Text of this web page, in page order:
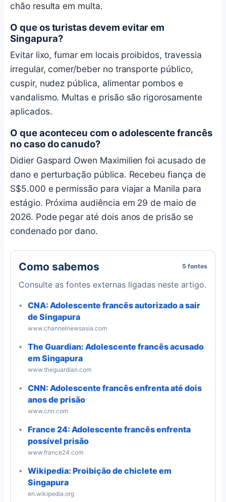
chão resulta em multa.
O que os turistas devem evitar em
Singapura?
Evitar lixo, fumar em locais proibidos, travessia
irregular, comer/beber no transporte público,
cuspir, nudez pública, alimentar pombos e
vandalismo. Multas e prisão são rigorosamente
aplicados.
O que aconteceu com o adolescente francês
no caso do canudo?
Didier Gaspard Owen Maximilien foi acusado de
dano e perturbação pública. Recebeu fiança de
S$5.000 e permissão para viajar a Manila para
estágio. Próxima audiência em 29 de maio de
2026. Pode pegar até dois anos de prisão se
condenado por dano.
Como sabemos 5 fontes
Consulte as fontes externas ligadas neste artigo.
CNA: Adolescente francês autorizado a sair
de Singapura
www.channelnewsasia.com
The Guardian: Adolescente francês acusado
em Singapura
www.theguardian.com
CNN: Adolescente francês enfrenta até dois
anos de prisão
www.cnn.com
France 24: Adolescente francês enfrenta
possível prisão
www.france24.com
Wikipedia: Proibição de chiclete em
Singapura
en.wikipedia.org